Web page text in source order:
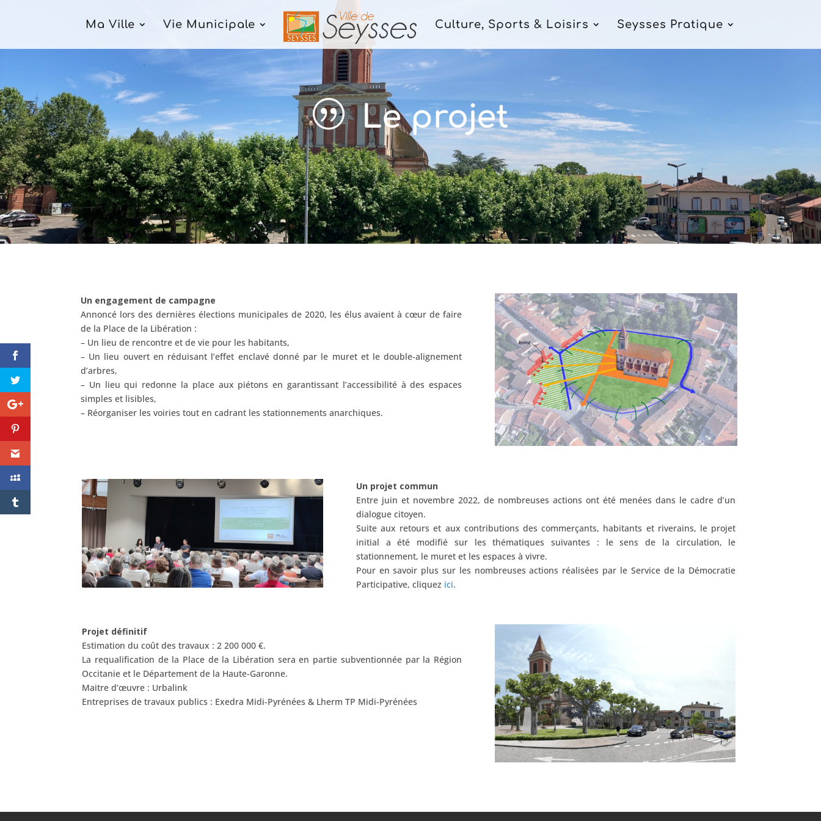
Ma Ville Vie Municipale Culture, Sports & Loisirs Seysses Pratique
Le projet
Un engagement de campagne
Annoncé lors des dernières élections municipales de 2020, les élus avaient à cœur de faire
de la Place de la Libération :
– Un lieu de rencontre et de vie pour les habitants,
– Un lieu ouvert en réduisant l’effet enclavé donné par le muret et le double-alignement
d’arbres,
– Un lieu qui redonne la place aux piétons en garantissant l’accessibilité à des espaces
simples et lisibles,
– Réorganiser les voiries tout en cadrant les stationnements anarchiques.
Un projet commun
Entre juin et novembre 2022, de nombreuses actions ont été menées dans le cadre d’un
dialogue citoyen.
Suite aux retours et aux contributions des commerçants, habitants et riverains, le projet
initial
a été modifié sur les thématiques suivantes : le sens de la circulation,
le
stationnement, le muret et les espaces à vivre.
Pour en savoir plus sur les nombreuses actions réalisées par le Service de la Démocratie
Participative, cliquez ici.
Projet définitif
Estimation du coût des travaux : 2 200 000 €.
La requalification de la Place de la Libération sera en partie subventionnée par la Région
Occitanie et le Département de la Haute-Garonne.
Maitre d’œuvre : Urbalink
Entreprises de travaux publics : Exedra Midi-Pyrénées & Lherm TP Midi-Pyrénées